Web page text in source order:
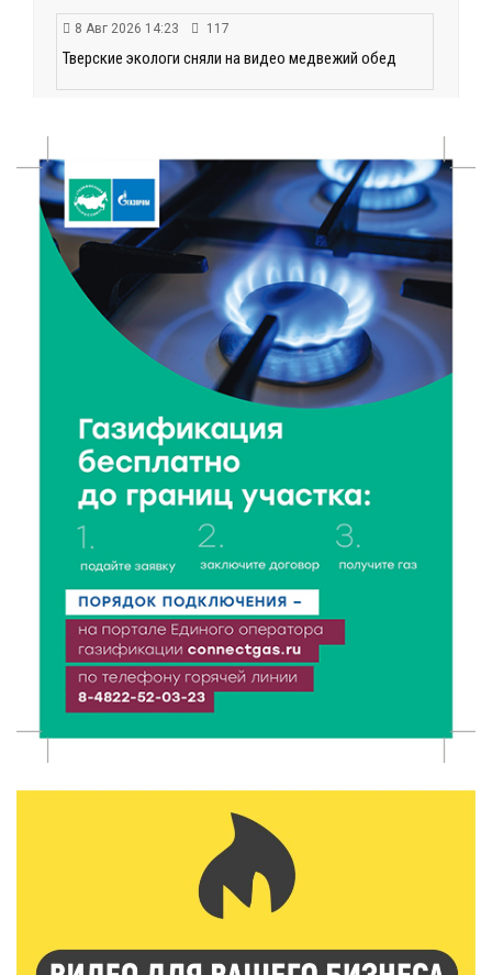
8 Авг 2026 14:23 117
Тверские экологи сняли на видео медвежий обед
Калязине
8 Авг 2026 13:37 302
Чем удивит X Международный фестиваль «Калитка»
в 2026 году?
8 Авг 2026 12:37 203
Забыл вещи в транспорте? Рассказываем, что ждёт
пассажиров по новым правилам
8 Авг 2026 12:12 350
Более 40 миллионов на металлургию получил бизнес
Твери
8 Авг 2026 11:37 277
От теории до практики: в детских лагерях Тверской
области проходят «Дни безопасности»
8 Авг 2026 10:37 218
Арбуз без риска: на что обратить внимание при
Виталий Королев рассказал о доступном спорте
для жителей Верхневолжья
8 Авг 2026 09:18 217